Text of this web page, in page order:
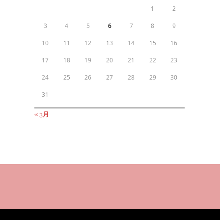
1 2
3 4 5 6 7 8 9
10 11 12 13 14 15 16
17 18 19 20 21 22 23
24 25 26 27 28 29 30
31
« 3月